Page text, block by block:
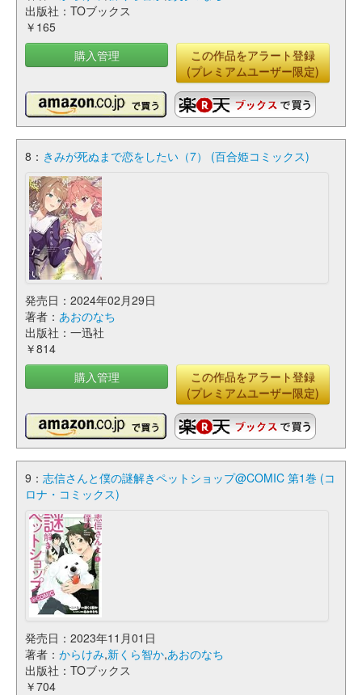
出版社：TOブックス
￥165
購入管理
この作品をアラート登録
(プレミアムユーザー限定)
8： きみが死ぬまで恋をしたい（7） (百合姫コミックス)
発売日：2024年02月29日
著者： あおのなち
出版社：一迅社
￥814
購入管理
この作品をアラート登録
(プレミアムユーザー限定)
9： 志信さんと僕の謎解きペットショップ@COMIC 第1巻 (コ
ロナ・コミックス)
発売日：2023年11月01日
著者： からけみ,新くら智か,あおのなち
出版社：TOブックス
￥704